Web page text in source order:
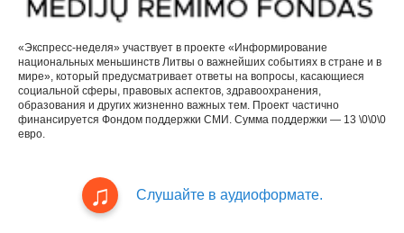
«Экспресс-неделя» участвует в проекте «Информирование
национальных меньшинств Литвы о важнейших событиях в стране и в
мире», который предусматривает ответы на вопросы, касающиеся
социальной сферы, правовых аспектов, здравоохранения,
образования и других жизненно важных тем. Проект частично
финансируется Фондом поддержки СМИ. Сумма поддержки — 13 \0\0\0
евро.
Слушайте в аудиоформате.